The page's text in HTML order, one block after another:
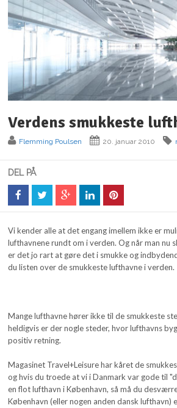
Verdens smukkeste
Flemming Poulsen 20. januar 2010
DEL PÅ
Vi kender alle at det engang imellem ikke er
lufthavnene rundt om i verden. Og når man nu
er det jo rart at gøre det i smukke og
du listen over de smukkeste lufthavne i verden.
Mange lufthavne hører ikke til de smukkeste
heldigvis er der nogle steder, hvor lufthavns
positiv retning.
Magasinet Travel+Leisure har kåret de
og hvis du troede at vi i Danmark var gode til
en flot lufthavn i København, så må du
København (eller nogen anden dansk lufthavn)